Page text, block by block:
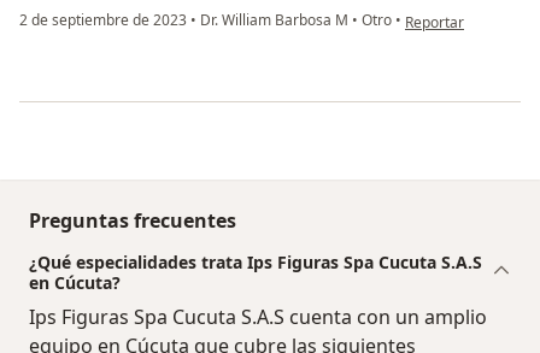
2 de septiembre de 2023 • Dr. William Barbosa M • Otro • en opinión del
Reportar
Preguntas frecuentes
¿Qué especialidades trata Ips Figuras Spa Cucuta S.A.S
en Cúcuta?
Ips Figuras Spa Cucuta S.A.S cuenta con un amplio
equipo en Cúcuta que cubre las siguientes